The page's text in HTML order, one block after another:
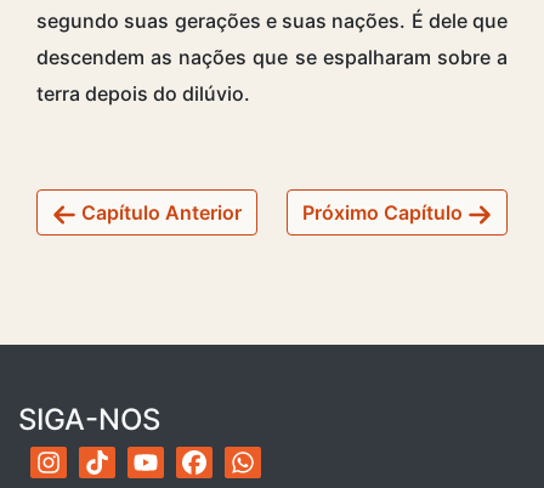
segundo suas gerações e suas nações. É dele que
descendem as nações que se espalharam sobre a
terra depois do dilúvio.
Capítulo Anterior Próximo Capítulo
SIGA-NOS